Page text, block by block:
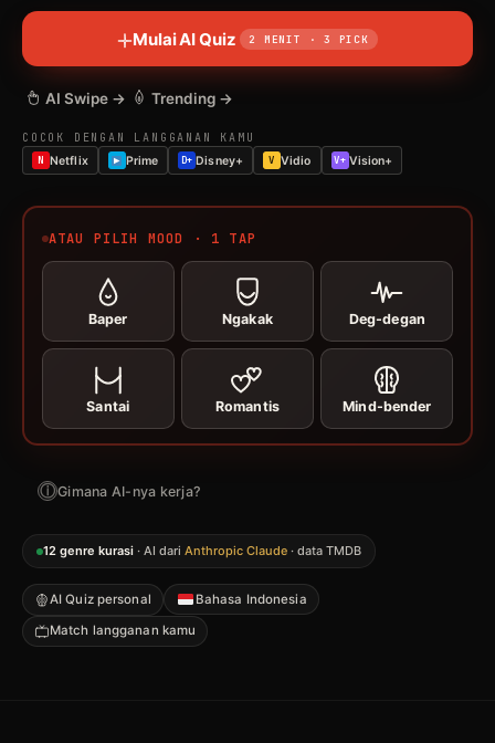
Mulai AI Quiz 2 MENIT · 3 PICK
AI Swipe → Trending →
COCOK DENGAN LANGGANAN KAMU
N Netflix Prime D+ Disney+ V Vidio V+ Vision+
ATAU PILIH MOOD · 1 TAP
Baper Ngakak Deg-degan
Santai Romantis Mind-bender
ⓘGimana AI-nya kerja?
12 genre kurasi · AI dari Anthropic Claude · data TMDB
AI Quiz personal Bahasa Indonesia
Match langganan kamu